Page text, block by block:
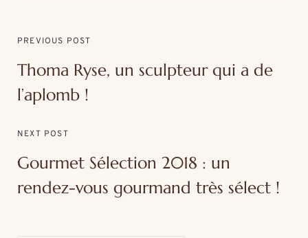
PREVIOUS POST
Thoma Ryse, un sculpteur qui a de
l’aplomb !
NEXT POST
Gourmet Sélection 2018 : un
rendez-vous gourmand très sélect !